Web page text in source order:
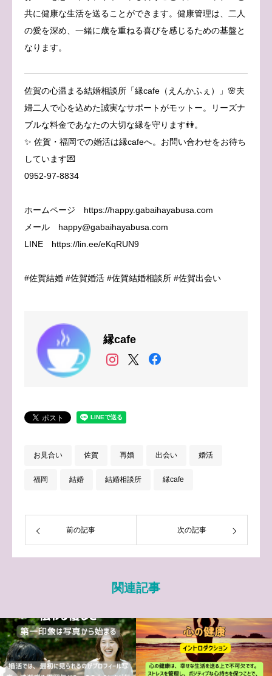
共に健康な生活を送ることができます。健康管理は、二人
の愛を深め、一緒に歳を重ねる喜びを感じるための基盤と
なります。
佐賀の心温まる結婚相談所「縁cafe（えんかふぇ）」🌸夫
婦二人で心を込めた誠実なサポートがモットー。リーズナ
ブルな料金であなたの大切な縁を守ります👫。
✨ 佐賀・福岡での婚活は縁cafeへ。お問い合わせをお待ち
しています💌
0952-97-8834
ホームページ https://happy.gabaihayabusa.com
メール happy@gabaihayabusa.com
LINE https://lin.ee/eKqRUN9
#佐賀結婚 #佐賀婚活 #佐賀結婚相談所 #佐賀出会い
縁cafe
お見合い 佐賀 再婚 出会い 婚活
福岡 結婚 結婚相談所 縁cafe
前の記事 次の記事
関連記事